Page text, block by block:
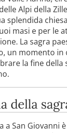
Alpi della
splendida
masi e per le
La sagra
un momento in
la fine della
della
a San Giovanni